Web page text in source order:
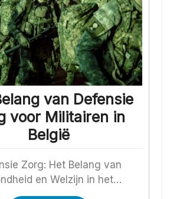
van Defensie
voor Militairen in
België
Zorg: Het Belang van
en Welzijn in het…